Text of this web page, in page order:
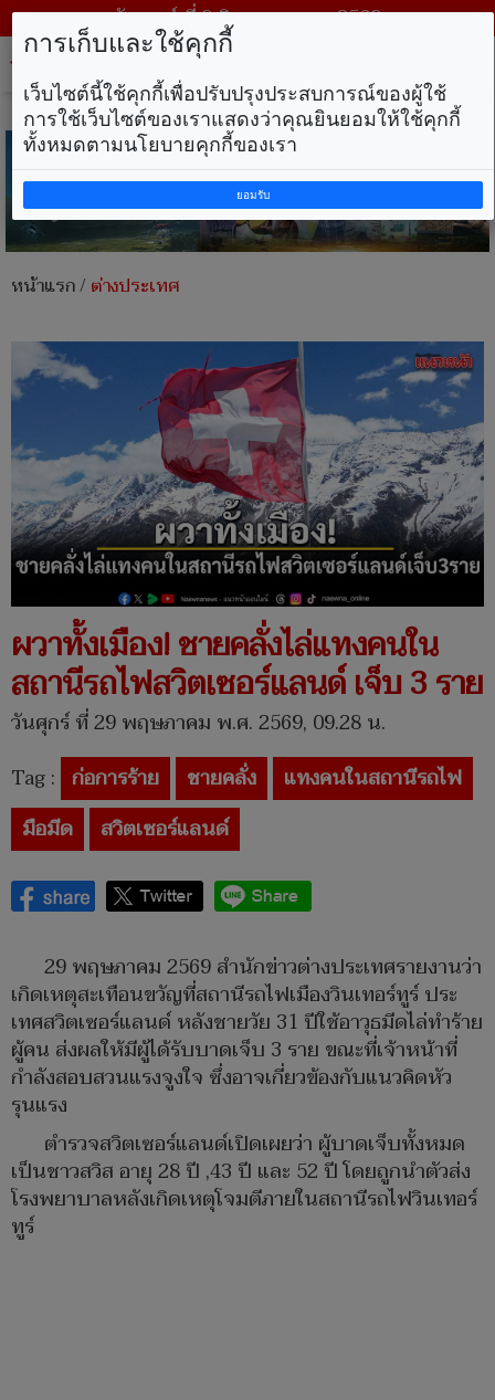
วันเสาร์ ที่ 8 สิงหาคม พ.ศ. 2569
หน้าแรก/ต่างประเทศ
ผวาทั้งเมือง! ชายคลั่งไล่แทงคนใน
สถานีรถไฟสวิตเซอร์แลนด์ เจ็บ 3 ราย
วันศุกร์ ที่ 29 พฤษภาคม พ.ศ. 2569, 09.28 น.
Tag : ก่อการร้าย ชายคลั่ง
แทงคนในสถานีรถไฟ
มือมีด
สวิตเซอร์แลนด์
29 พฤษภาคม 2569 สำนักข่าวต่างประเทศรายงานว่า
เกิดเหตุสะเทือนขวัญที่สถานีรถไฟเมืองวินเทอร์ทูร์ ประ
เทศสวิตเซอร์แลนด์ หลังชายวัย 31 ปีใช้อาวุธมีดไล่ทำร้าย
ผู้คน ส่งผลให้มีผู้ได้รับบาดเจ็บ 3 ราย ขณะที่เจ้าหน้าที่
กำลังสอบสวนแรงจูงใจ ซึ่งอาจเกี่ยวข้องกับแนวคิดหัว
รุนแรง
ตำรวจสวิตเซอร์แลนด์เปิดเผยว่า ผู้บาดเจ็บทั้งหมด
เป็นชาวสวิส อายุ 28 ปี ,43 ปี และ 52 ปี โดยถูกนำตัวส่ง
โรงพยาบาลหลังเกิดเหตุโจมตีภายในสถานีรถไฟวินเทอร์
ทูร์
การเก็บและใช้คุกกี้
เว็บไซต์นี้ใช้คุกกี้เพื่อปรับปรุงประสบการณ์ของผู้ใช้
การใช้เว็บไซต์ของเราแสดงว่าคุณยินยอมให้ใช้คุกกี้
ทั้งหมดตามนโยบายคุกกี้ของเรา
ยอมรับ